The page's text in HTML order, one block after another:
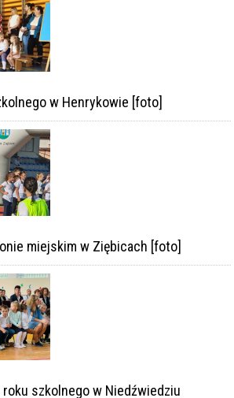
w Henrykowie [foto]
miejskim w Ziębicach [foto]
szkolnego w Niedźwiedziu